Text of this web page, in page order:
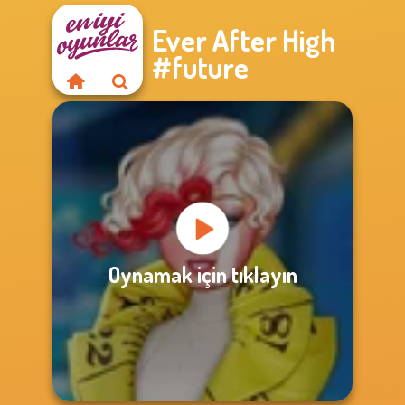
Ever After High
#future
Oynamak için tıklayın